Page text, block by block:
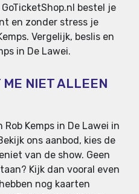
bestel je
en zonder stress je
Vergelijk, beslis en
in De Lawei.
NIET ALLEEN
Kemps in De Lawei in
ons aanbod, kies de
van de show. Geen
Kijk dan vooral even
nog kaarten